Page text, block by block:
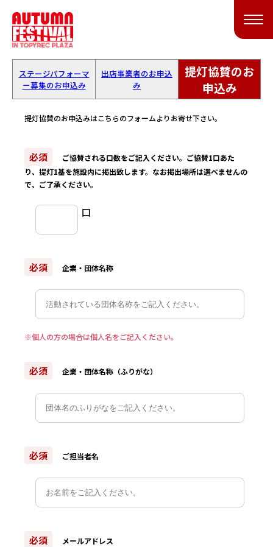
ステージパフォーマ
ー募集のお申込み
出店事業者のお申込
み
提灯協賛のお
申込み
提灯協賛のお申込みはこちらのフォームよりお寄せ下さい。
必須
ご協賛される口数をご記入ください。ご協賛1口あた
り、提灯1基を施設内に掲出致します。なお掲出場所は選べませんの
で、ご了承ください。
口
必須 企業・団体名称
※個人の方の場合は個人名をご記入ください。
必須 企業・団体名称（ふりがな）
必須 ご担当者名
必須 メールアドレス